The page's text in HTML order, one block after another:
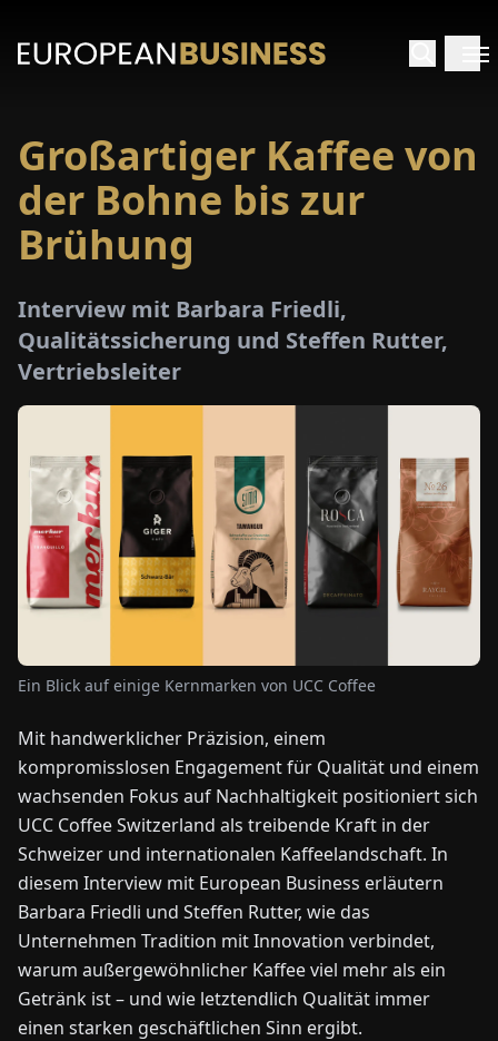
NEWS
KONTAKT
UNS
Großartiger Kaffee von
der Bohne bis zur
Brühung
Interview mit Barbara Friedli,
Qualitätssicherung und Steffen Rutter,
Vertriebsleiter
Ein Blick auf einige Kernmarken von UCC Coffee
Mit handwerklicher Präzision, einem
kompromisslosen Engagement für Qualität und einem
wachsenden Fokus auf Nachhaltigkeit positioniert sich
UCC Coffee Switzerland als treibende Kraft in der
Schweizer und internationalen Kaffeelandschaft. In
diesem Interview mit European Business erläutern
Barbara Friedli und Steffen Rutter, wie das
Unternehmen Tradition mit Innovation verbindet,
warum außergewöhnlicher Kaffee viel mehr als ein
Getränk ist – und wie letztendlich Qualität immer
einen starken geschäftlichen Sinn ergibt.